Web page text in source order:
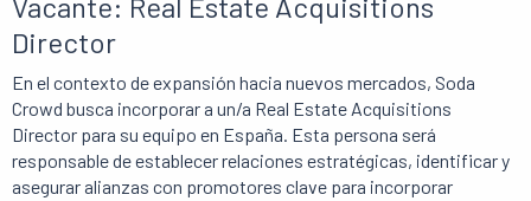
Director
En el contexto de expansión hacia nuevos mercados, Soda
Crowd busca incorporar a un/a Real Estate Acquisitions
Director para su equipo en España. Esta persona será
responsable de establecer relaciones estratégicas, identificar y
asegurar alianzas con promotores clave para incorporar